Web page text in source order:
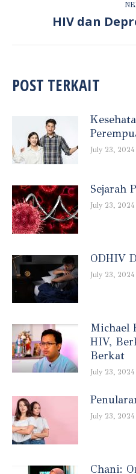
HIV dan
POST TERKAIT
July 23, 2024
Sejarah
July 23, 2024
ODHIV
July 23, 2024
Michael
HIV,
Berkat
July 23, 2024
July 23, 2024
Chani: